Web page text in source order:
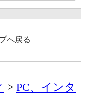
へ戻る
PC、インタ